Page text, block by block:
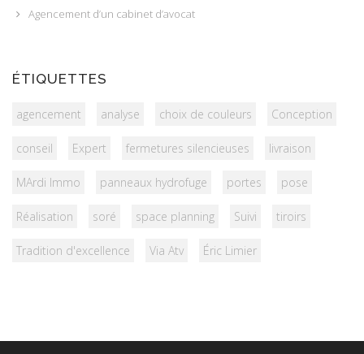
Agencement d’un cabinet d’avocat
ÉTIQUETTES
agencement analyse choix de couleurs Conception
conseil Expert fermetures silencieuses livraison
MArdi Immo panneaux hydrofuge portes pose
Réalisation soré space planning Suivi tiroirs
Tradition d'excellence Via Atv Éric Limier